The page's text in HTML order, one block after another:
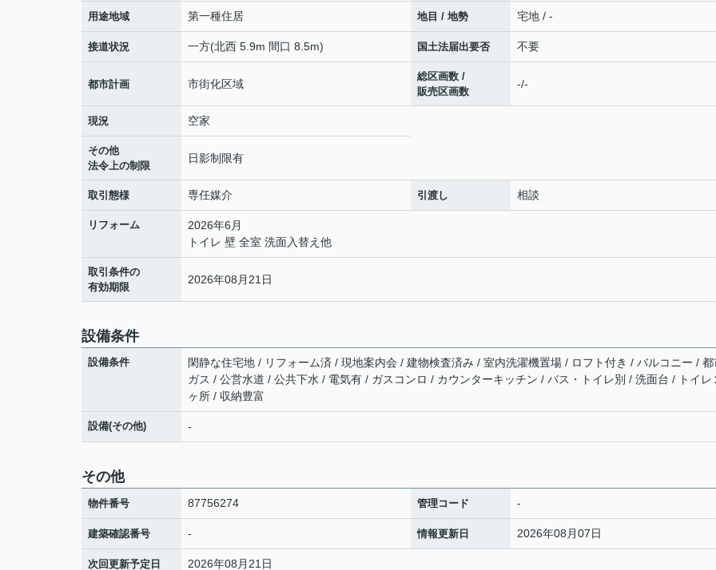
用途地域 第一種住居 地目 / 地勢 宅地 / -
接道状況 一方(北西 5.9m 間口 8.5m) 国土法届出要否 不要
都市計画 市街化区域
総区画数 /
販売区画数
-/-
現況 空家
その他
法令上の制限
日影制限有
取引態様 専任媒介 引渡し 相談
リフォーム
2026年6月
トイレ 壁 全室 洗面入替え他
取引条件の
有効期限
2026年08月21日
設備条件
設備条件
閑静な住宅地 / リフォーム済 / 現地案内会 / 建物検査済み / 室内洗濯機置場 / ロフト付き / バルコニー / 都
ガス / 公営水道 / 公共下水 / 電気有 / ガスコンロ / カウンターキッチン / バス・トイレ別 / 洗面台 / トイレ
ヶ所 / 収納豊富
設備(その他) -
その他
物件番号 87756274 管理コード -
建築確認番号 - 情報更新日 2026年08月07日
次回更新予定日 2026年08月21日